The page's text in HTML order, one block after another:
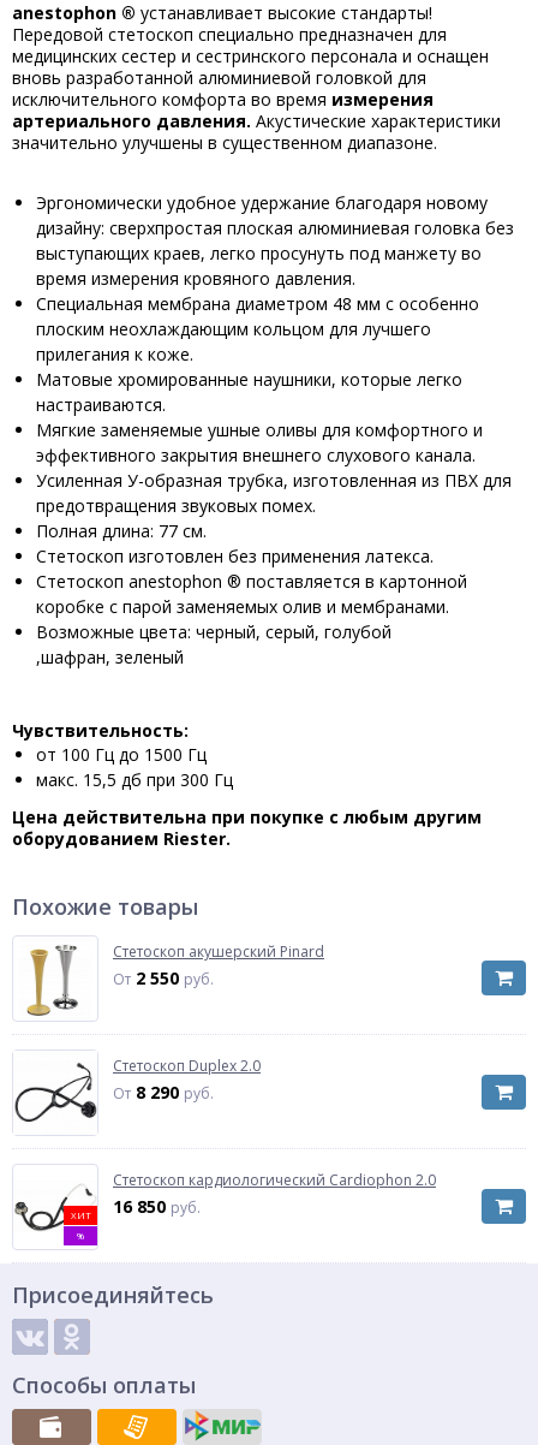
аnestophon ® устанавливает высокие стандарты!
Передовой стетоскоп специально предназначен для
медицинских сестер и сестринского персонала и оснащен
вновь разработанной алюминиевой головкой для
исключительного комфорта во время измерения
артериального давления. Акустические характеристики
значительно улучшены в существенном диапазоне.
Эргономически удобное удержание благодаря новому
дизайну: сверхпростая плоская алюминиевая головка без
выступающих краев, легко просунуть под манжету во
время измерения кровяного давления.
Специальная мембрана диаметром 48 мм с особенно
плоским неохлаждающим кольцом для лучшего
прилегания к коже.
Матовые хромированные наушники, которые легко
настраиваются.
Мягкие заменяемые ушные оливы для комфортного и
эффективного закрытия внешнего слухового канала.
Усиленная У-образная трубка, изготовленная из ПВХ для
предотвращения звуковых помех.
Полная длина: 77 см.
Стетоскоп изготовлен без применения латекса.
Стетоскоп аnestophon ® поставляется в картонной
коробке с парой заменяемых олив и мембранами.
Возможные цвета: черный, серый, голубой
,шафран, зеленый
Чувствительность:
от 100 Гц до 1500 Гц
макс. 15,5 дб при 300 Гц
Цена действительна при покупке с любым другим
оборудованием Riester.
Похожие товары
Стетоскоп акушерский Pinard
От 2 550 руб.
Стетоскоп Duplex 2.0
От 8 290 руб.
ХИТ
%
Стетоскоп кардиологический Cardiophon 2.0
16 850 руб.
Присоединяйтесь
Способы оплаты